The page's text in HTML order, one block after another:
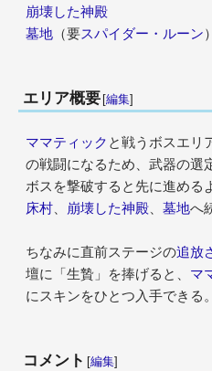
崩壊した神殿
墓地 （要スパイダー・ルーン）
エリア概要 [編集]
ママティック と戦うボスエリ
の戦闘になるため、武器の選
ボスを撃破すると先に進める
床村、 崩壊した神殿、 墓地へ
ちなみに直前ステージの追放
壇に「生贄」を捧げると、 マ
にスキンをひとつ入手できる。
コメント [編集]